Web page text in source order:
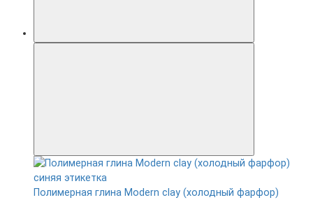
Полимерная глина Modern clay (холодный фарфор)